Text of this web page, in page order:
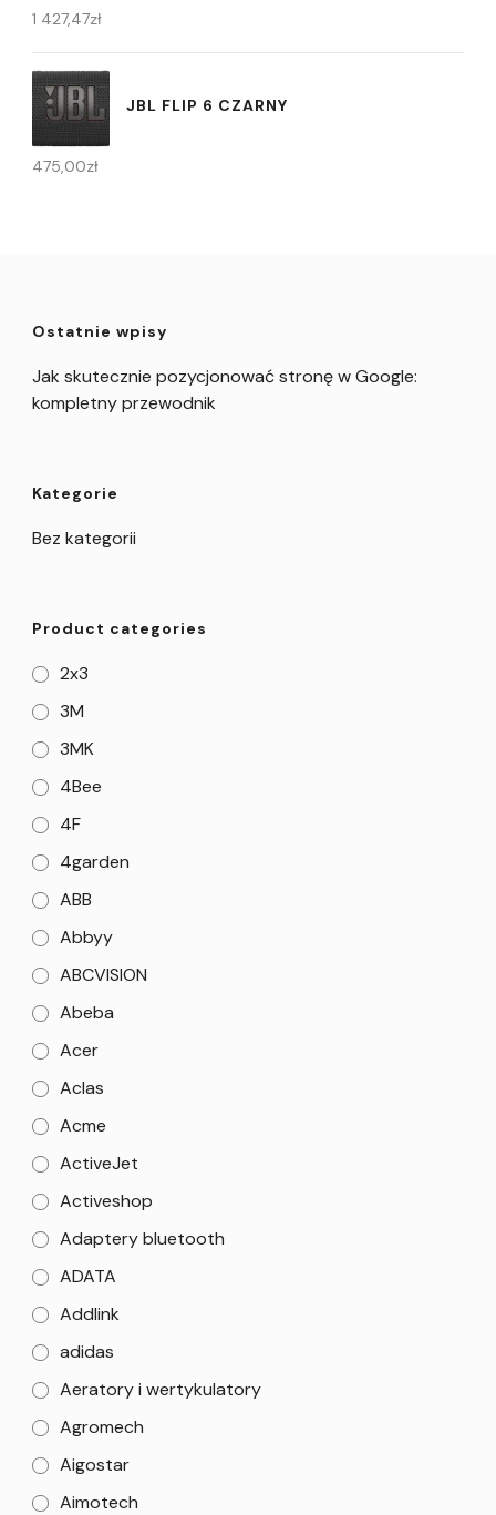
1 427,47zł
JBL FLIP 6 CZARNY
475,00zł
Ostatnie wpisy
Jak skutecznie pozycjonować stronę w Google:
kompletny przewodnik
Kategorie
Bez kategorii
Product categories
2x3
3M
3MK
4Bee
4F
4garden
ABB
Abbyy
ABCVISION
Abeba
Acer
Aclas
Acme
ActiveJet
Activeshop
Adaptery bluetooth
ADATA
Addlink
adidas
Aeratory i wertykulatory
Agromech
Aigostar
Aimotech